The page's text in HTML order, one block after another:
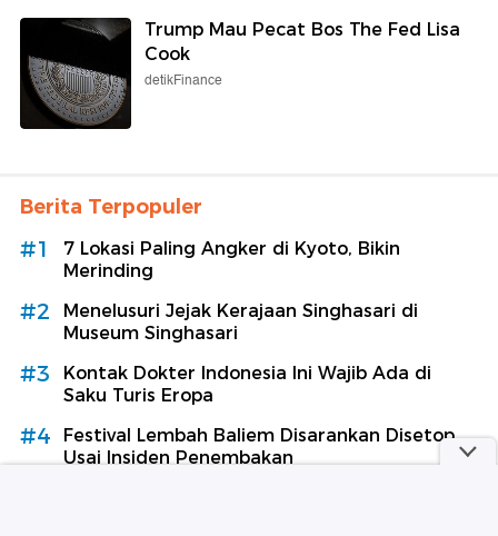
Trump Mau Pecat Bos The Fed Lisa
Cook
detikFinance
Berita Terpopuler
#1
7 Lokasi Paling Angker di Kyoto, Bikin
Merinding
#2
Menelusuri Jejak Kerajaan Singhasari di
Museum Singhasari
#3
Kontak Dokter Indonesia Ini Wajib Ada di
Saku Turis Eropa
#4
Festival Lembah Baliem Disarankan Disetop
Usai Insiden Penembakan